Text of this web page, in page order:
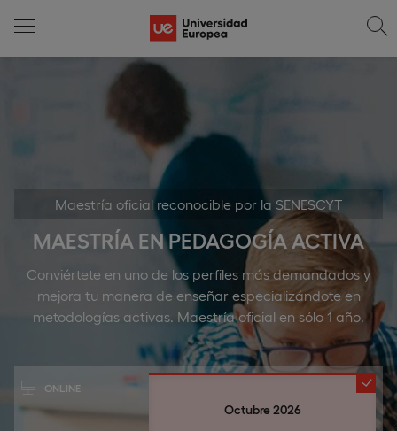
Maestría oficial reconocible por la SENESCYT
MAESTRÍA EN PEDAGOGÍA ACTIVA
Conviértete en uno de los perfiles más demandados y
mejora tu manera de enseñar especializándote en
metodologías activas. Maestría oficial en sólo 1 año.
ONLINE
Octubre 2026